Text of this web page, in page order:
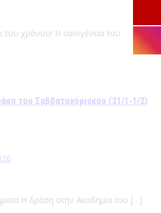
του χρόνου! Η οικογένεια του
του Σαββατοκύριακου (31/1-1/2)
Η δράση στην Ακαδημία του […]